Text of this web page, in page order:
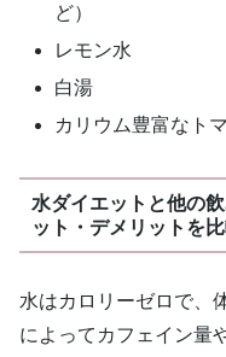
ど）
レモン水
白湯
カリウム豊富なト
水ダイエットと他の
ット・デメリットを
水はカロリーゼロで、
によってカフェイン量